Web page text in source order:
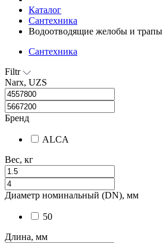
Каталог
Сантехника
Водоотводящие желобы и трапы
Сантехника
Filtr
Narx, UZS
Бренд
ALCA
Вес, кг
Диаметр номинальный (DN), мм
50
Длина, мм